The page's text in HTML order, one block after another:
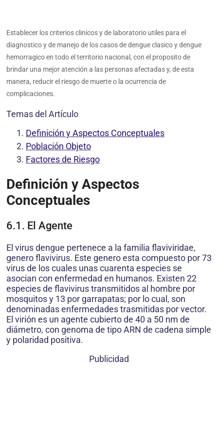
Establecer los criterios clinicos y de laboratorio utiles para el
diagnostico y de manejo de los casos de dengue clasico y dengue
hemorragico en todo el territorio nacional, con el proposito de
brindar una mejor atención a las personas afectadas y, de esta
manera, reducir el riesgo de muerte o la ocurrencia de
complicaciones.
Temas del Artículo
Definición y Aspectos Conceptuales
Población Objeto
Factores de Riesgo
Definición y Aspectos
Conceptuales
6.1. El Agente
El virus dengue pertenece a la familia flaviviridae,
genero flavivirus. Este genero esta compuesto por 73
virus de los cuales unas cuarenta especies se
asocian con enfermedad en humanos. Existen 22
especies de flavivirus transmitidos al hombre por
mosquitos y 13 por garrapatas; por lo cual, son
denominadas enfermedades trasmitidas por vector.
El virión es un agente cubierto de 40 a 50 nm de
diámetro, con genoma de tipo ARN de cadena simple
y polaridad positiva.
Publicidad